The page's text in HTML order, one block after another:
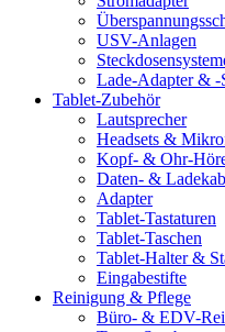
USV-Anlagen
Lade-Adapter & -
Tablet-Zubehör
Lautsprecher
Headsets &
Kopf- & Ohr-
Daten- &
Adapter
Tablet-Tastaturen
Tablet-Taschen
Tablet-Halter &
Eingabestifte
Reinigung & Pflege
Büro- & EDV-